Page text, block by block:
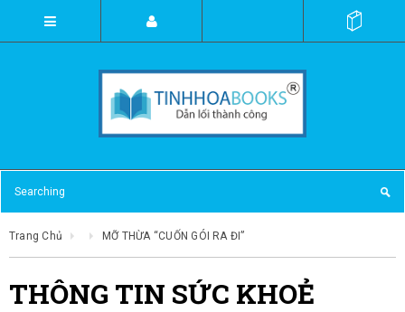
Trang Chủ MỠ THỪA “CUỐN GÓI RA ĐI”
THÔNG TIN SỨC KHOẺ